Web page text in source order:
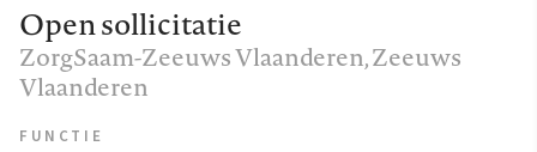
Open sollicitatie
ZorgSaam-Zeeuws Vlaanderen, Zeeuws
Vlaanderen
FUNCTIE